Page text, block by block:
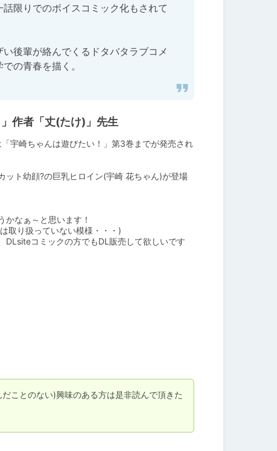
限りでのボイスコミック化もされて
後輩が絡んでくるドタバタラブコメ
の青春を描く。
作者「丈(たけ)」先生
宇崎ちゃんは遊びたい！」第3巻までが発売され
ット幼顔?の巨乳ヒロイン(宇崎 花ちゃん)が登場
かなぁ～と思います！
取り扱っていない模様・・・)
DLsiteコミックの方でもDL販売して欲しいです
ことのない)興味のある方は是非読んで頂きた